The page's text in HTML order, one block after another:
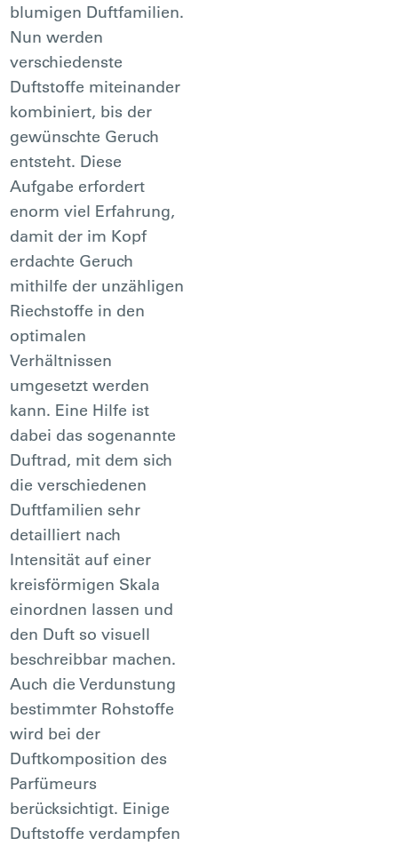
blumigen Duftfamilien.
Nun werden
verschiedenste
Duftstoffe miteinander
kombiniert, bis der
gewünschte Geruch
entsteht. Diese
Aufgabe erfordert
enorm viel Erfahrung,
damit der im Kopf
erdachte Geruch
mithilfe der unzähligen
Riechstoffe in den
optimalen
Verhältnissen
umgesetzt werden
kann. Eine Hilfe ist
dabei das sogenannte
Duftrad, mit dem sich
die verschiedenen
Duftfamilien sehr
detailliert nach
Intensität auf einer
kreisförmigen Skala
einordnen lassen und
den Duft so visuell
beschreibbar machen.
Auch die Verdunstung
bestimmter Rohstoffe
wird bei der
Duftkomposition des
Parfümeurs
berücksichtigt. Einige
Duftstoffe verdampfen